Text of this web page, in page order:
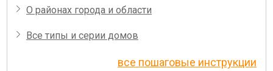
О районах города и области
Все типы и серии домов
все пошаговые инструкции